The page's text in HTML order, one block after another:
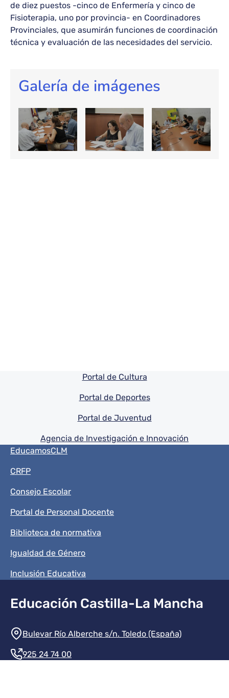
de diez puestos -cinco de Enfermería y cinco de
Fisioterapia, uno por provincia- en Coordinadores
Provinciales, que asumirán funciones de coordinación
técnica y evaluación de las necesidades del servicio.
Galería de imágenes
Pie de pagina información
Portal de Cultura
Portal de Deportes
Portal de Juventud
Agencia de Investigación e Innovación
Menú del pie
EducamosCLM
CRFP
Consejo Escolar
Portal de Personal Docente
Biblioteca de normativa
Igualdad de Género
Inclusión Educativa
Educación Castilla-La Mancha
Información de la institución
Bulevar Río Alberche s/n. Toledo (España)
925 24 74 00